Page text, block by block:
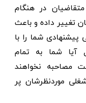
در هنگام
تغییر داده و باعث
شما را با
آیا شما به تمام
مصاحبه نخواهند
موردنظرشان پر